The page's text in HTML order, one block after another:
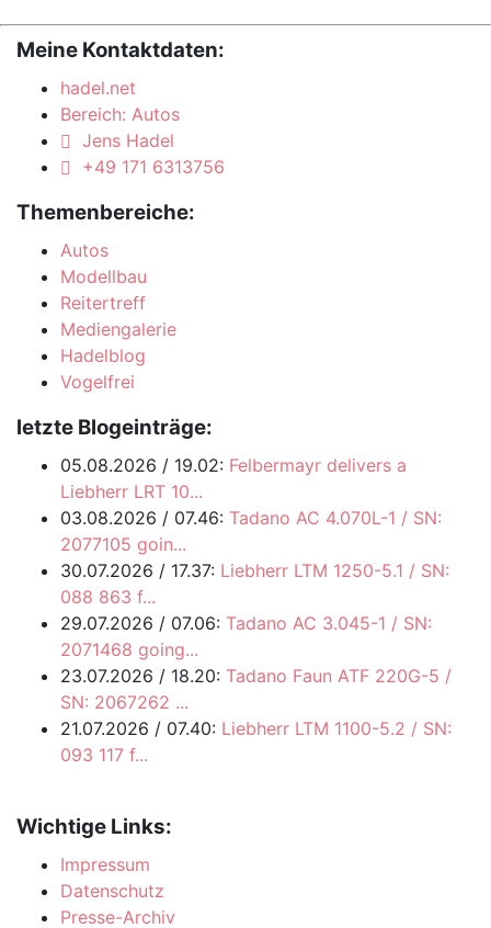
Meine Kontaktdaten:
hadel.net
Bereich: Autos
Jens Hadel
+49 171 6313756
Themenbereiche:
Autos
Modellbau
Reitertreff
Mediengalerie
Hadelblog
Vogelfrei
letzte Blogeinträge:
05.08.2026 / 19.02: Felbermayr delivers a
Liebherr LRT 10...
03.08.2026 / 07.46: Tadano AC 4.070L-1 / SN:
2077105 goin...
30.07.2026 / 17.37: Liebherr LTM 1250-5.1 / SN:
088 863 f...
29.07.2026 / 07.06: Tadano AC 3.045-1 / SN:
2071468 going...
23.07.2026 / 18.20: Tadano Faun ATF 220G-5 /
SN: 2067262 ...
21.07.2026 / 07.40: Liebherr LTM 1100-5.2 / SN:
093 117 f...
Wichtige Links:
Impressum
Datenschutz
Presse-Archiv